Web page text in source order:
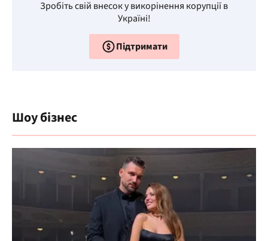
Зробіть свій внесок у викорінення корупції в
Україні!
Підтримати
Шоу бізнес